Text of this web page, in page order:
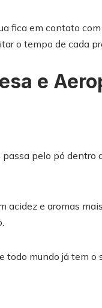
fica em contato
o tempo de cada
e
pelo pó dentro
acidez e aromas
todo mundo já tem o